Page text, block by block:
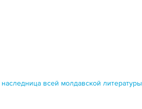
наследница всей молдавской литературы